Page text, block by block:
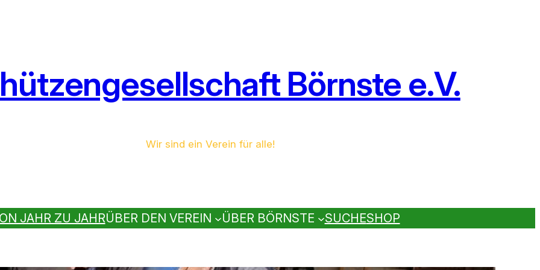
Börnste e.V.
Wir sind ein Verein für alle!
JAHR ZU JAHRÜBER DEN VEREIN ÜBER BÖRNSTE SUCHESHOP